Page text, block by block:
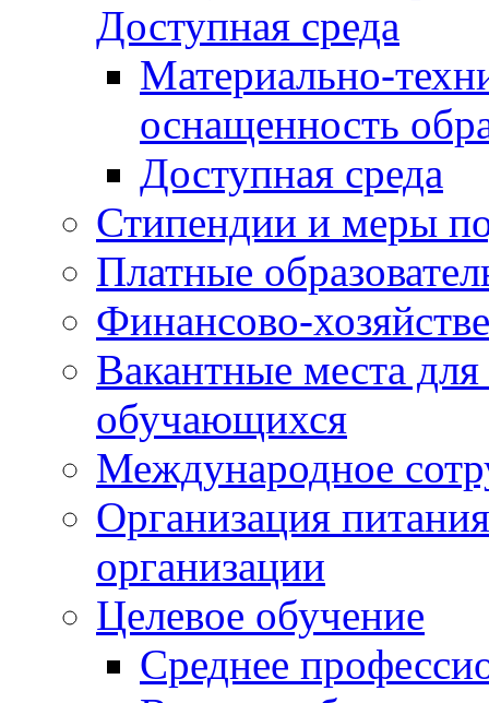
Доступная среда
Материально-
оснащенность
Доступная среда
Стипендии и меры
Платные
Финансово-
Вакантные места
обучающихся
Международное
Организация
организации
Целевое обучение
Среднее